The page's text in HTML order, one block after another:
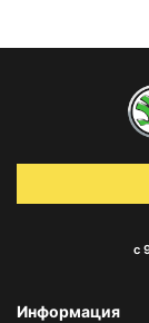
с
Информация